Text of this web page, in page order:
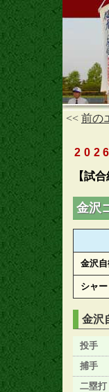
<< 前の
【試
金沢
金沢
シャ
金沢
投手
捕手
二塁打